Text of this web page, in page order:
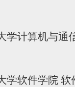
学计算机与
学软件学院